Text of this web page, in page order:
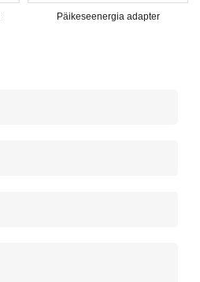
Päikeseenergia adapter